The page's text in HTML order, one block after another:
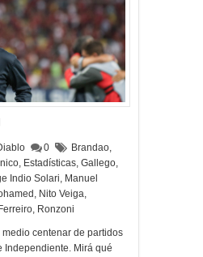
0 Brandao,
, Estadísticas, Gallego,
Indio Solari, Manuel
, Nito Veiga,
, Ronzoni
centenar de partidos
Independiente. Mirá qué